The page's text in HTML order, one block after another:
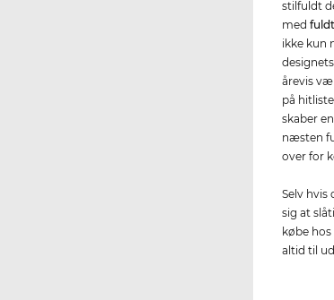
stilfuldt
med
ikke kun
årevis
på
skaber
næsten
over for
Selv hvis
sig at
købe
altid til